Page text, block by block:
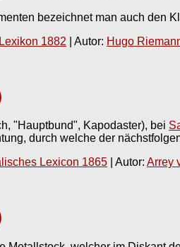
bezeichnet man auch den
1882 | Autor: Hugo
"Hauptbund", Kapodaster), bei
durch welche der
Lexicon 1865 | Autor: Arrey